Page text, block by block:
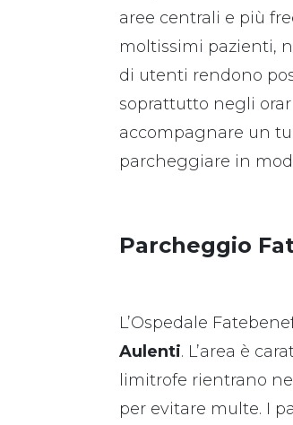
aree centrali e più
moltissimi pazienti,
di utenti rendono
soprattutto negli
accompagnare un
parcheggiare in
Parcheggio
L’Ospedale
Aulenti. L’area è
limitrofe rientrano
per evitare multe. I